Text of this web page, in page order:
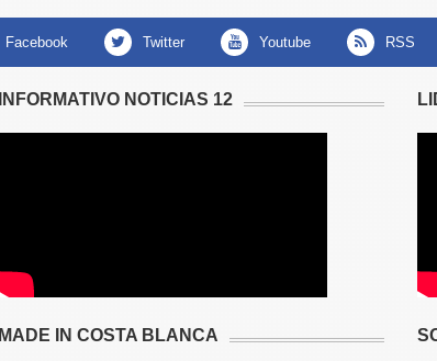
facebook twitter youtube RSS
INFORMATIVO NOTICIAS 12
MADE IN COSTA BLANCA